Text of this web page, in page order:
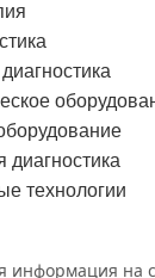
диагностика
технологии
информация на